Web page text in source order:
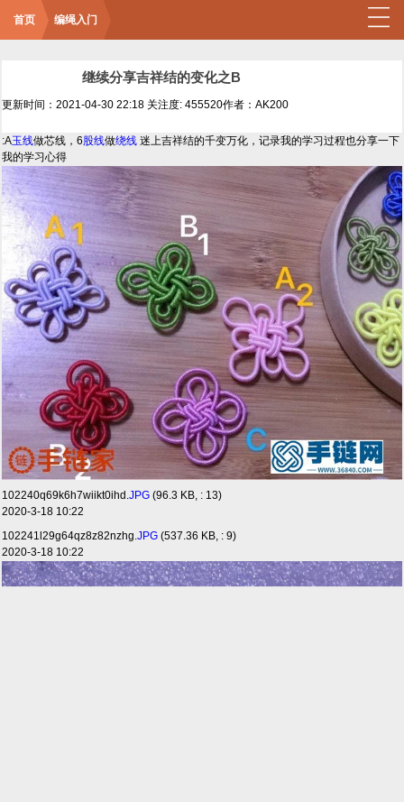
首页 编绳入门
继续分享吉祥结的变化之B
更新时间：2021-04-30 22:18 关注度: 455520作者：AK200
:A玉线做芯线，6股线做绕线 迷上吉祥结的千变万化，记录我的学习过程也分享一下
我的学习心得
102240q69k6h7wiikt0ihd.JPG (96.3 KB, : 13)
2020-3-18 10:22
102241l29g64qz8z82nzhg.JPG (537.36 KB, : 9)
2020-3-18 10:22